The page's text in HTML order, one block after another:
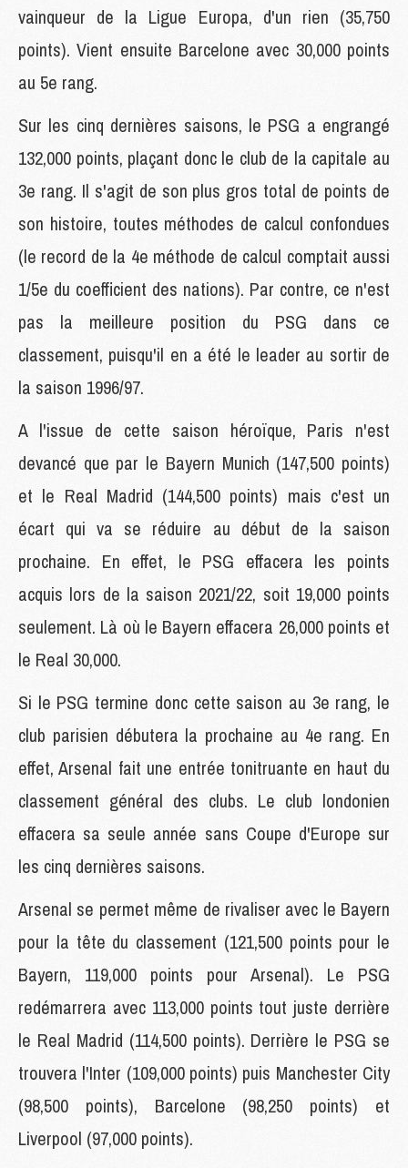
vainqueur de la Ligue Europa, d'un rien (35,750
points). Vient ensuite Barcelone avec 30,000 points
au 5e rang.
Sur les cinq dernières saisons, le PSG a engrangé
132,000 points, plaçant donc le club de la capitale au
3e rang. Il s'agit de son plus gros total de points de
son histoire, toutes méthodes de calcul confondues
(le record de la 4e méthode de calcul comptait aussi
1/5e du coefficient des nations). Par contre, ce n'est
pas la meilleure position du PSG dans ce
classement, puisqu'il en a été le leader au sortir de
la saison 1996/97.
A l'issue de cette saison héroïque, Paris n'est
devancé que par le Bayern Munich (147,500 points)
et le Real Madrid (144,500 points) mais c'est un
écart qui va se réduire au début de la saison
prochaine. En effet, le PSG effacera les points
acquis lors de la saison 2021/22, soit 19,000 points
seulement. Là où le Bayern effacera 26,000 points et
le Real 30,000.
Si le PSG termine donc cette saison au 3e rang, le
club parisien débutera la prochaine au 4e rang. En
effet, Arsenal fait une entrée tonitruante en haut du
classement général des clubs. Le club londonien
effacera sa seule année sans Coupe d'Europe sur
les cinq dernières saisons.
Arsenal se permet même de rivaliser avec le Bayern
pour la tête du classement (121,500 points pour le
Bayern, 119,000 points pour Arsenal). Le PSG
redémarrera avec 113,000 points tout juste derrière
le Real Madrid (114,500 points). Derrière le PSG se
trouvera l'Inter (109,000 points) puis Manchester City
(98,500 points), Barcelone (98,250 points) et
Liverpool (97,000 points).